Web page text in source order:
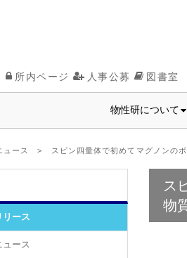
所内ページ 人事公募 図書室
物性研について
ュース > スピン四量体で初めてマグノンの
リース
ース
ス
物